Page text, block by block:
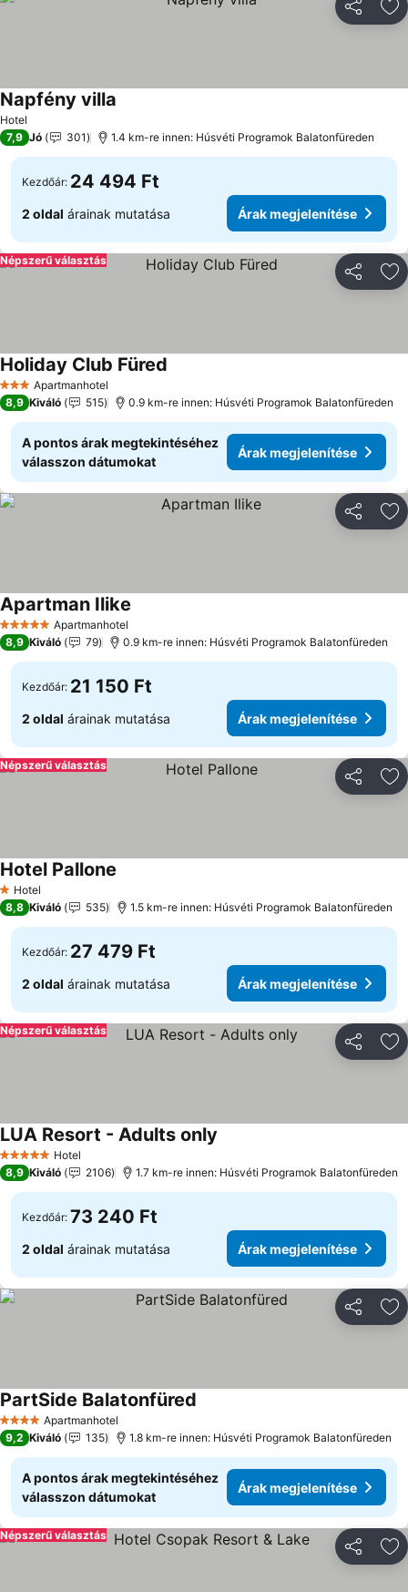
Hotel
Napfény villa
7,9 Jó 301 1.4 km-re innen: Húsvéti Programok Balatonfüreden
Kezdőár: 24 494 Ft
2 oldal árainak mutatása Árak megjelenítése
Népszerű választás
3 KategóriaApartmanhotel
Holiday Club Füred
8,9 Kiváló 515 0.9 km-re innen: Húsvéti Programok Balatonfüreden
A pontos árak megtekintéséhez
válasszon dátumokat
Árak megjelenítése
5 KategóriaApartmanhotel
Apartman Ilike
8,9 Kiváló 79 0.9 km-re innen: Húsvéti Programok Balatonfüreden
Kezdőár: 21 150 Ft
2 oldal árainak mutatása Árak megjelenítése
Népszerű választás
1 Kategória
Hotel
Hotel Pallone
8,8 Kiváló 535 1.5 km-re innen: Húsvéti Programok Balatonfüreden
Kezdőár: 27 479 Ft
2 oldal árainak mutatása Árak megjelenítése
Népszerű választás
5 KategóriaHotel
LUA Resort - Adults only
8,9 Kiváló 2106 1.7 km-re innen: Húsvéti Programok Balatonfüreden
Kezdőár: 73 240 Ft
2 oldal árainak mutatása Árak megjelenítése
4 KategóriaApartmanhotel
PartSide Balatonfüred
9,2 Kiváló 135 1.8 km-re innen: Húsvéti Programok Balatonfüreden
A pontos árak megtekintéséhez
válasszon dátumokat
Árak megjelenítése
Népszerű választás